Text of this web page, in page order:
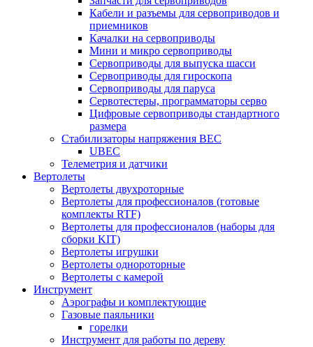
Кабели и разъемы для сервоприводов и
приемников
Качалки на сервоприводы
Мини и микро сервоприводы
Сервоприводы для выпуска шасси
Сервоприводы для гироскопа
Сервоприводы для паруса
Сервотестеры, программаторы серво
Цифровые сервоприводы стандартного
размера
Стабилизаторы напряжения BEC
UBEC
Телеметрия и датчики
Вертолеты
Вертолеты двухроторные
Вертолеты для профессионалов (готовые
комплекты RTF)
Вертолеты для профессионалов (наборы для
сборки KIT)
Вертолеты игрушки
Вертолеты однороторные
Вертолеты с камерой
Инструмент
Аэрографы и комплектующие
Газовые паяльники
горелки
Инструмент для работы по дереву